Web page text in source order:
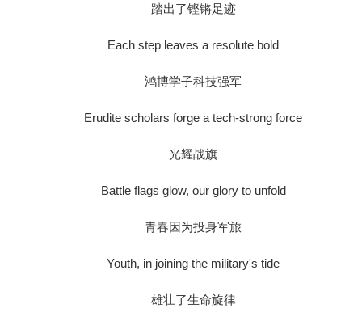
踏出了铿锵足迹
Each step leaves a resolute bold
鸿博学子科技强军
Erudite scholars forge a tech-strong force
光耀战旗
Battle flags glow, our glory to unfold
青春因为投身军旅
Youth, in joining the military's tide
雄壮了生命旋律